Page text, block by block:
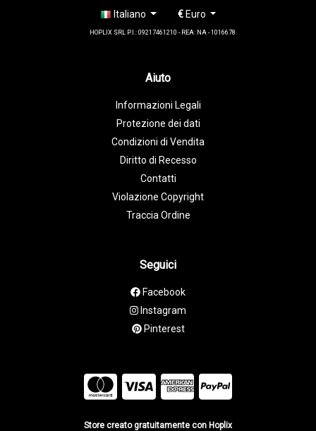
Italiano €Euro
HOPLIX SRL P.I.: 09217461210 - REA: NA - 1016678
Aiuto
Informazioni Legali
Protezione dei dati
Condizioni di Vendita
Diritto di Recesso
Contatti
Violazione Copyright
Traccia Ordine
Seguici
Facebook
Instagram
Pinterest
Store creato gratuitamente con Hoplix